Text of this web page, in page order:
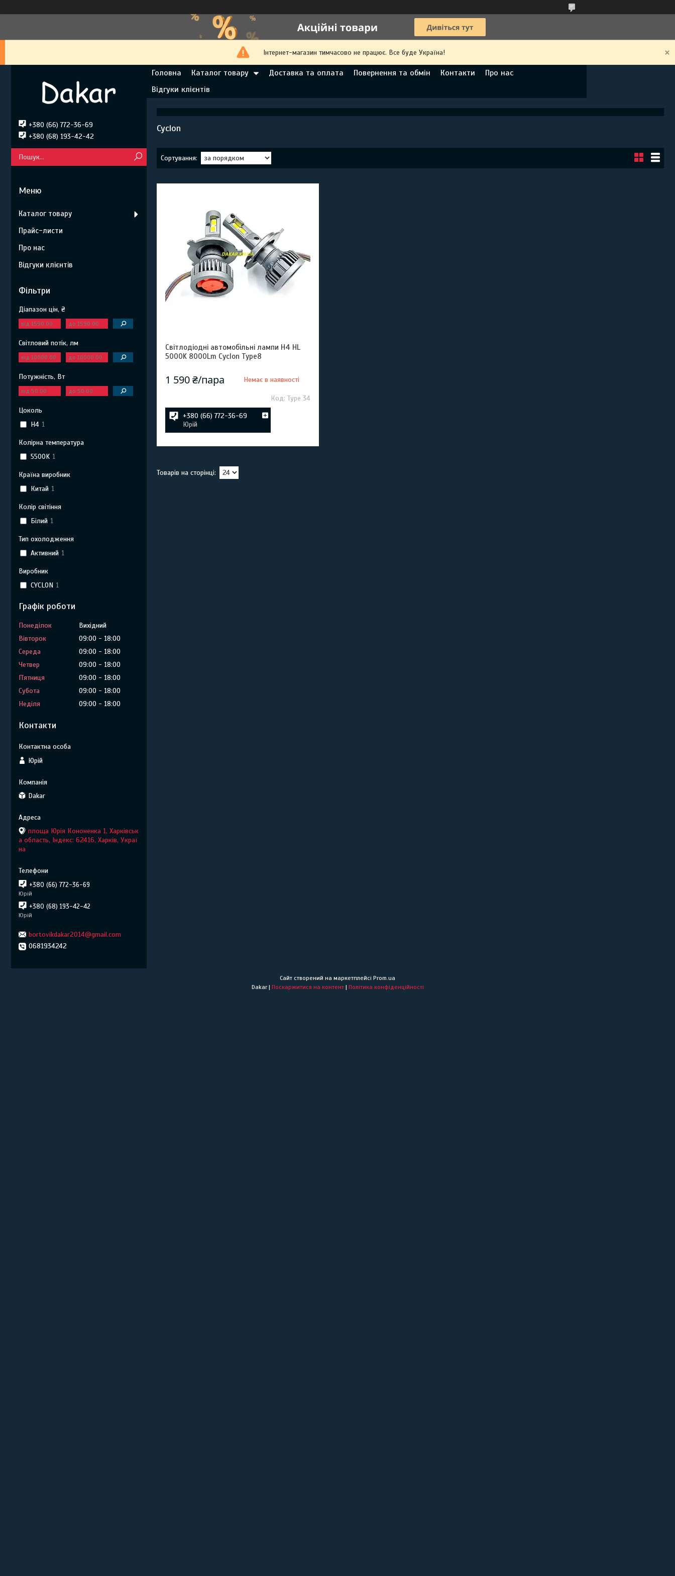
Інтернет-магазин тимчасово не працює. Все буде Україна!
Головна Каталог товару Доставка та оплата Повернення та обмін Контакти
Про нас
Відгуки клієнтів
Cyclon
Світлодіодні автомобільні лампи H4 HL
5000K 8000Lm Cyclon Type8
1 590 ₴/пара Немає в наявності
Type 34
+380 (66) 772-36-69
Юрій
+380 (66) 772-36-69
+380 (68) 193-42-42
Каталог товару
Прайс-листи
Про нас
Відгуки клієнтів
Фільтри
Діапазон цін, ₴
Світловий потік, лм
Потужність, Вт
Цоколь
H4 1
Колірна температура
5500K 1
Країна виробник
Китай 1
Колір світіння
Білий 1
Тип охолодження
Активний 1
Виробник
CYCLON 1
Графік роботи
Понеділок
Вихідний
Вівторок
09:00
18:00
Середа
09:00
18:00
Четвер
09:00
18:00
Пʼятниця
09:00
18:00
Субота
09:00
18:00
Неділя
09:00 18:00
Контакти
Юрій
Dakar
площа Юрія Кононенка 1, Харківськ
а область, Індекс: 62416, Харків, Украї
на
+380 (66) 772-36-69
Юрій
+380 (68) 193-42-42
Юрій
bortovikdakar2014@gmail.com
0681934242
Сайт створений на маркетплейсі Prom.ua
Dakar | Поскаржитися на контент | Політика конфіденційності